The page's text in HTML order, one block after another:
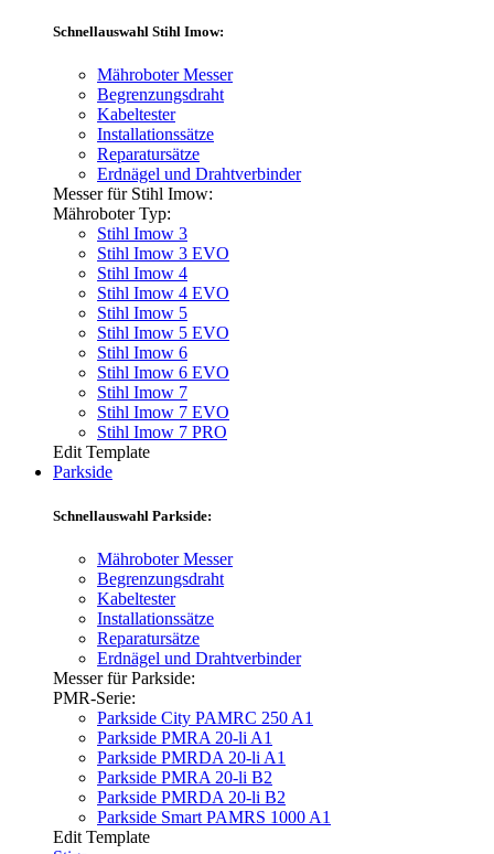
Schnellauswahl Stihl Imow:
Mähroboter Messer
Begrenzungsdraht
Kabeltester
Installationssätze
Reparatursätze
Erdnägel und Drahtverbinder
Messer für Stihl Imow:
Mähroboter Typ:
Stihl Imow 3
Stihl Imow 3 EVO
Stihl Imow 4
Stihl Imow 4 EVO
Stihl Imow 5
Stihl Imow 5 EVO
Stihl Imow 6
Stihl Imow 6 EVO
Stihl Imow 7
Stihl Imow 7 EVO
Stihl Imow 7 PRO
Edit Template
Parkside
Schnellauswahl Parkside:
Mähroboter Messer
Begrenzungsdraht
Kabeltester
Installationssätze
Reparatursätze
Erdnägel und Drahtverbinder
Messer für Parkside:
PMR-Serie:
Parkside City PAMRC 250 A1
Parkside PMRA 20-li A1
Parkside PMRDA 20-li A1
Parkside PMRA 20-li B2
Parkside PMRDA 20-li B2
Parkside Smart PAMRS 1000 A1
Edit Template